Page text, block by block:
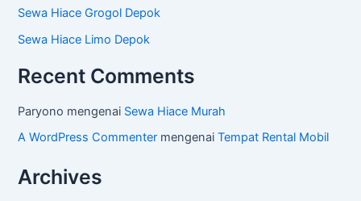
Sewa Hiace Grogol Depok
Sewa Hiace Limo Depok
Recent Comments
Paryono mengenai Sewa Hiace Murah
A WordPress Commenter mengenaiTempat Rental Mobil
Archives